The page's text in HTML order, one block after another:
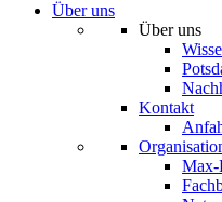
Über uns
Über uns
Kontakt
Max-